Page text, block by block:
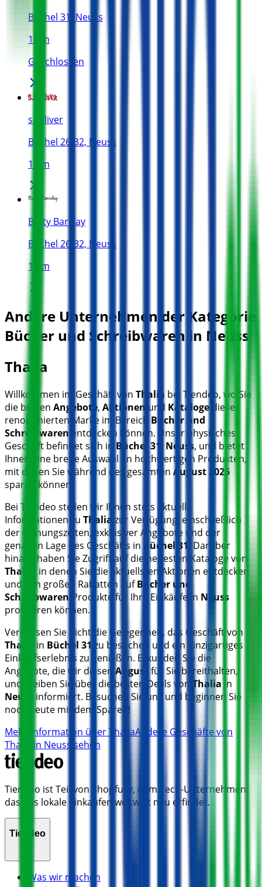
Büchel 31, Neuss
18 m
Geschlossen
s. Oliver
Büchel 26-32, Neuss
19 m
Betty Barclay
Büchel 26-32, Neuss
19 m
Andere Unternehmen der Kategorie
Bücher und Schreibwaren in Neuss
Thalia
Willkommen im Geschäft von Thalia bei Tiendeo, wo Sie
die besten Angebote, Aktionen und Kataloge dieser
renommierten Marke im Bereich Bücher und
Schreibwaren entdecken können. Unser physisches
Geschäft befindet sich in Büchel 31 Neuss, und bietet
Ihnen eine breite Auswahl an hochwertigen Produkten,
mit denen Sie während des gesamten August 2026
sparen können.
Bei Tiendeo stellen wir Ihnen stets aktuelle
Informationen zu Thalia zur Verfügung, einschließlich
der Öffnungszeiten, exklusiver Angebote und der
genauen Lage des Geschäfts in
Büchel 31 . Darüber
hinaus haben Sie Zugriff auf die neuesten Kataloge von
Thalia
, in denen Sie die aktuellsten Aktionen entdecken
und von großen Rabatten aufBücher und
Schreibwaren -Produkte für Ihre Einkäufe in Neuss
profitieren können.
Verpassen Sie nicht die Gelegenheit, das Geschäft von
Thalia
in Büchel 31 zu besuchen und ein einzigartiges
Einkaufserlebnis zu genießen. Erkunden Sie die
Angebote, die wir diesen August
für Sie bereithalten,
und bleiben Sie über die besten Deals von Thalia in
Neuss
informiert. Besuchen Sie uns und beginnen Sie
noch heute mit dem Sparen!
Mehr Information über ThaliaAndere Geschäfte von
Thalia in Neuss sehen
Tiendeo ist Teil von Shopfully, dem Tech-Unternehmen,
das das lokale Einkaufen weltweit neu erfindet.
Tiendeo
Was wir machen